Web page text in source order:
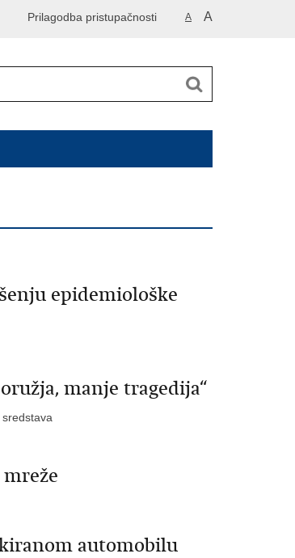
A A
Prilagodba pristupačnosti
epidemiološke
manje tragedija“
automobilu